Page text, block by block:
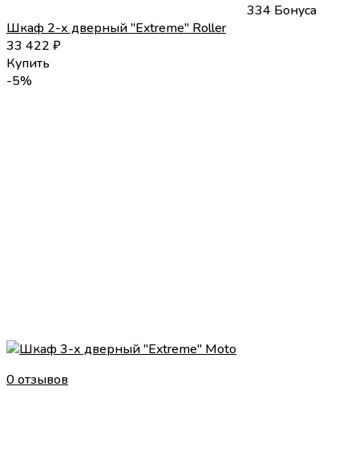
334 Бонуса
Шкаф 2-х дверный "Extreme" Roller
33 422 ₽
Купить
-5%
0 отзывов